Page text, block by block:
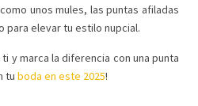
unos mules, las puntas afiladas
elevar tu estilo nupcial.
y marca la diferencia con una punta
tu boda en este 2025!